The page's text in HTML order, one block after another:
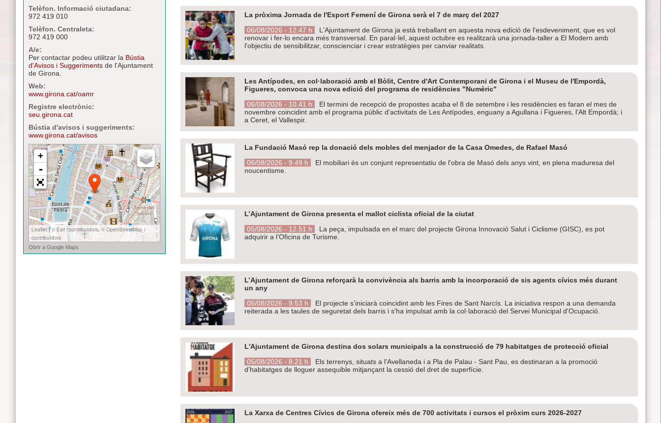
Telèfon. Informació ciutadana:
972 419 010
Telèfon. Centraleta:
972 419 000
A/e:
Per contactar podeu utilitzar la Bústia
d'Avisos i Suggeriments de l'Ajuntament
de Girona.
Web:
www.girona.cat/oamr
Registre electrònic:
seu.girona.cat
Bústia d'avisos i suggeriments:
www.girona.cat/avisos
La pròxima Jornada de l'Esport Femení de Girona serà el 7 de març del 2027
06/08/2026 - 12.47 h
L'Ajuntament de Girona ja està treballant en aquesta nova edició de l'esdeveniment, que es vol
renovar i fer-lo encara més transversal. En paral·lel, aquest octubre es realitzarà una jornada-taller a El Modern amb
l'objectiu de sensibilitzar, conscienciar i crear estratègies per canviar realitats.
Les Antípodes, en col·laboració amb el Bòlit, Centre d'Art Contemporani de Girona i el Museu de l'Empordà,
Figueres, convoca una nova edició del programa de residències "Numèric"
06/08/2026 - 10.41 h
El termini de recepció de propostes acaba el 8 de setembre i les residències es faran el mes de
novembre coincidint amb el programa públic d'activitats de Les Antípodes, enguany a Agullana i Figueres, l'Alt Empordà; i
a Ceret, el Vallespir.
La Fundació Masó rep la donació dels mobles del menjador de la Casa Omedes, de Rafael Masó
06/08/2026 - 9.49 h
El mobiliari és un conjunt representatiu de l'obra de Masó dels anys vint, en plena maduresa del
noucentisme.
L’Ajuntament de Girona presenta el mallot ciclista oficial de la ciutat
05/08/2026 - 12.51 h
La peça, impulsada en el marc del projecte Girona Innovació Salut i Ciclisme (GISC), es pot
adquirir a l’Oficina de Turisme.
L’Ajuntament de Girona reforçarà la convivència als barris amb la incorporació de sis agents cívics més durant
un any
05/08/2026 - 9.53 h
El projecte s’iniciarà coincidint amb les Fires de Sant Narcís. La iniciativa respon a una demanda
reiterada a les taules de seguretat dels barris i s'ha impulsat amb la col·laboració del Servei Municipal d'Ocupació.
L'Ajuntament de Girona destina dos solars municipals a la construcció de 79 habitatges de protecció oficial
05/08/2026 - 8.21 h
Els terrenys, situats a l'Avellaneda i a Pla de Palau - Sant Pau, es destinaran a la promoció
d'habitatges de lloguer assequible mitjançant la cessió del dret de superfície.
La Xarxa de Centres Cívics de Girona ofereix més de 700 activitats i cursos el pròxim curs 2026-2027